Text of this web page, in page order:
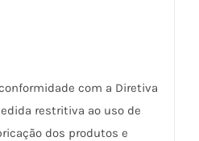
com a Diretiva
restritiva ao uso de
dos produtos e